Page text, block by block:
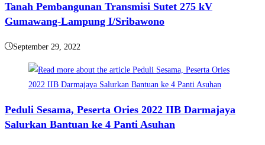
Tanah Pembangunan Transmisi Sutet 275 kV
Gumawang-Lampung I/Sribawono
September 29, 2022
Peduli Sesama, Peserta Ories 2022 IIB Darmajaya
Salurkan Bantuan ke 4 Panti Asuhan